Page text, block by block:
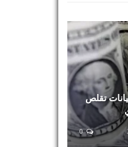
تقلص
0